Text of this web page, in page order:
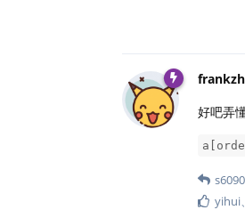
好吧弄
yihui、